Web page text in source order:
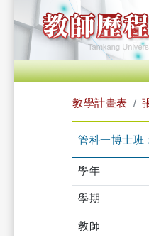
教學計畫表
管科一博士班
學年
學期
教師